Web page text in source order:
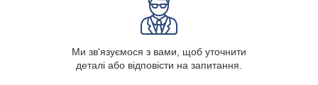
Ми зв'язуємося з вами, щоб уточнити
деталі або відповісти на запитання.